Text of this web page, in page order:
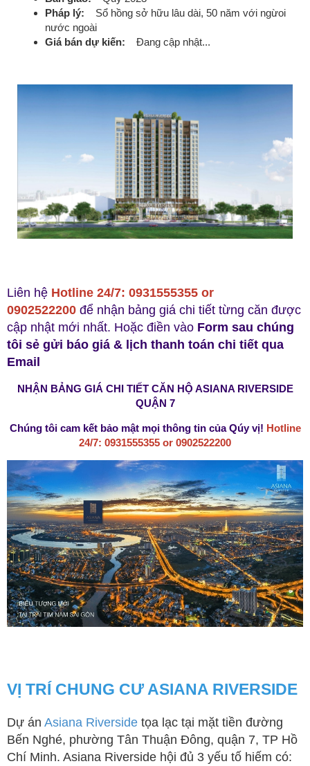
Pháp lý:
Sổ hồng sở hữu lâu dài, 50 năm với ngừoi
nước ngoài
Giá bán dự kiến:
Đang cập nhật...
Liên hệ Hotline 24/7: 0931555355 or
0902522200 để nhận bảng giá chi tiết từng căn được
cập nhật mới nhất. Hoặc điền vào Form sau chúng
tôi sẻ gửi báo giá & lịch thanh toán chi tiết qua
Email
NHẬN BẢNG GIÁ CHI TIẾT CĂN HỘ ASIANA RIVERSIDE
QUẬN 7
Chúng tôi cam kết bảo mật mọi thông tin của Qúy vị! Hotline
24/7: 0931555355 or 0902522200
VỊ TRÍ CHUNG CƯ ASIANA RIVERSIDE
Dự án Asiana Riverside tọa lạc tại mặt tiền đường
Bến Nghé, phường Tân Thuận Đông, quận 7, TP Hồ
Chí Minh. Asiana Riverside hội đủ 3 yếu tố hiếm có: